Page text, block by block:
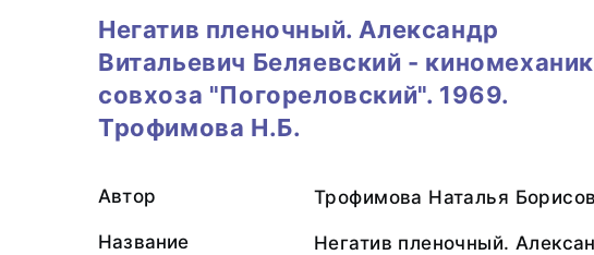
Негатив пленочный. Александр
Витальевич Беляевский - киномеханик
совхоза "Погореловский". 1969.
Трофимова Н.Б.
Автор Трофимова Наталья
Название
Негатив пленочный.